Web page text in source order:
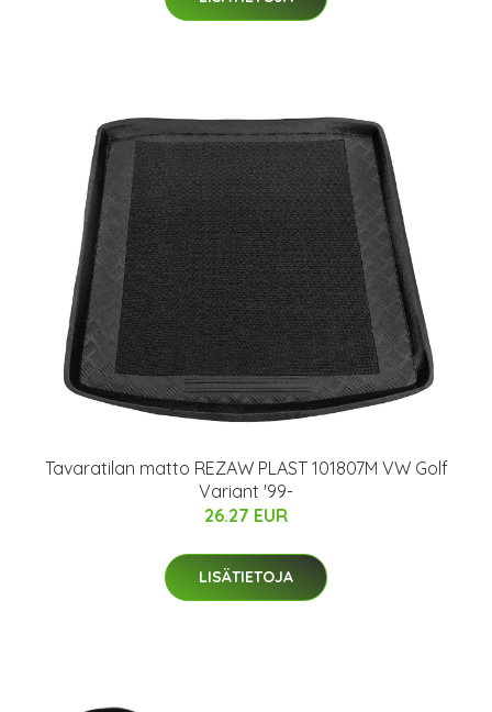
Tavaratilan matto REZAW PLAST 101807M VW Golf
Variant '99-
26.27 EUR
LISÄTIETOJA